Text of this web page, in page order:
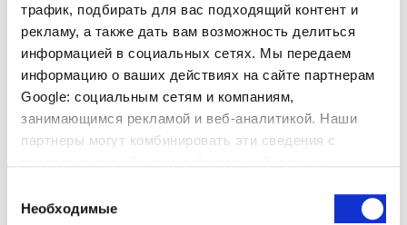
трафик, подбирать для вас подходящий контент и
рекламу, а также дать вам возможность делиться
информацией в социальных сетях. Мы передаем
информацию о ваших действиях на сайте партнерам
Google: социальным сетям и компаниям,
занимающимся рекламой и веб-аналитикой. Наши
партнеры могут комбинировать эти сведения с
вами их сервисов.
согласия
Необходимые
1. Ширина плеч:
2. Полуобхват груди:
3. Обхват талии:
Женская обувь
ДЛИНА СТОПЫ см
21.9 - 22.5